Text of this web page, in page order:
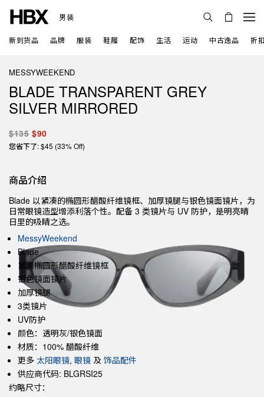
男装
新到货品 品牌 服装 鞋履 配饰 生活 运动 中古逸品 折
MESSYWEEKEND
BLADE TRANSPARENT GREY
SILVER MIRRORED
$135 $90
您省下了: $45 (33% Off)
商品介绍
Blade 以紧凑的椭圆形醋酸纤维镜框、加厚镜腿与银色镜面镜片，为
日常眼镜造型增添利落个性。配备 3 类镜片与 UV 防护，是明亮晴
日里的吸睛之选。
MessyWeekend
Blade
紧凑椭圆形醋酸纤维镜框
银色镜面镜片
加厚镜腿
3类镜片
UV防护
颜色：透明灰/银色镜面
材质：100% 醋酸纤维
更多 太阳眼镜, 眼镜 及 饰品配件
供应商代码: BLGRSI25
约略尺寸：